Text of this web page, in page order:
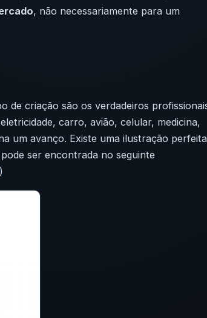
, não necessariamente para um
de criação são os verdadeiros
carro, avião, celular, medicina,
um avanço. Existe uma ilustração perfeita
ser encontrada no seguinte
)